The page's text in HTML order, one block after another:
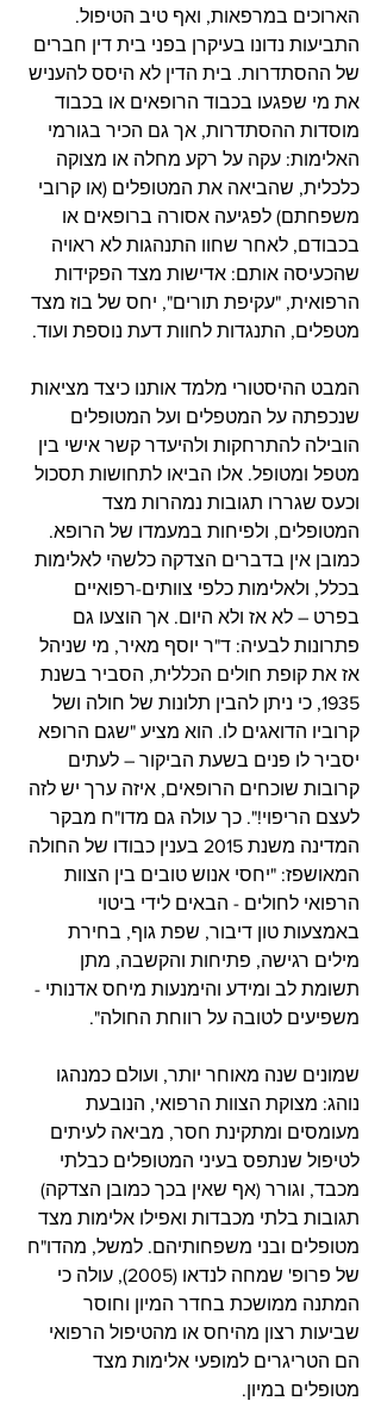
הארוכים במרפאות, ואף טיב הטיפול.
התביעות נדונו בעיקרן בפני בית דין חברים
של ההסתדרות. בית הדין לא היסס להעניש
את מי שפגעו בכבוד הרופאים או בכבוד
מוסדות ההסתדרות, אך גם הכיר בגורמי
האלימות: עקה על רקע מחלה או מצוקה
כלכלית, שהביאה את המטופלים (או קרובי
משפחתם) לפגיעה אסורה ברופאים או
בכבודם, לאחר שחוו התנהגות לא ראויה
שהכעיסה אותם: אדישות מצד הפקידות
הרפואית, "עקיפת תורים", יחס של בוז מצד
מטפלים, התנגדות לחוות דעת נוספת ועוד.
המבט ההיסטורי מלמד אותנו כיצד מציאות
שנכפתה על המטפלים ועל המטופלים
הובילה להתרחקות ולהיעדר קשר אישי בין
מטפל ומטופל. אלו הביאו לתחושות תסכול
וכעס שגררו תגובות נמהרות מצד
המטופלים, ולפיחות במעמדו של הרופא.
כמובן אין בדברים הצדקה כלשהי לאלימות
בכלל, ולאלימות כלפי צוותים-רפואיים
בפרט – לא אז ולא היום. אך הוצעו גם
פתרונות לבעיה: ד"ר יוסף מאיר, מי שניהל
אז את קופת חולים הכללית, הסביר בשנת
1935, כי ניתן להבין תלונות של חולה ושל
קרוביו הדואגים לו. הוא מציע "שגם הרופא
יסביר לו פנים בשעת הביקור – לעתים
קרובות שוכחים הרופאים, איזה ערך יש לזה
לעצם הריפוי!". כך עולה גם מדו"ח מבקר
המדינה משנת 2015 בענין כבודו של החולה
המאושפז: "יחסי אנוש טובים בין הצוות
הרפואי לחולים - הבאים לידי ביטוי
באמצעות טון דיבור, שפת גוף, בחירת
מילים רגישה, פתיחות והקשבה, מתן
תשומת לב ומידע והימנעות מיחס אדנותי -
משפיעים לטובה על רווחת החולה".
שמונים שנה מאוחר יותר, ועולם כמנהגו
נוהג: מצוקת הצוות הרפואי, הנובעת
מעומסים ומתקינת חסר, מביאה לעיתים
לטיפול שנתפס בעיני המטופלים כבלתי
מכבד, וגורר (אף שאין בכך כמובן הצדקה)
תגובות בלתי מכבדות ואפילו אלימות מצד
מטופלים ובני משפחותיהם. למשל, מהדו"ח
של פרופ' שמחה לנדאו (2005), עולה כי
המתנה ממושכת בחדר המיון וחוסר
שביעות רצון מהיחס או מהטיפול הרפואי
הם הטריגרים למופעי אלימות מצד
מטופלים במיון.